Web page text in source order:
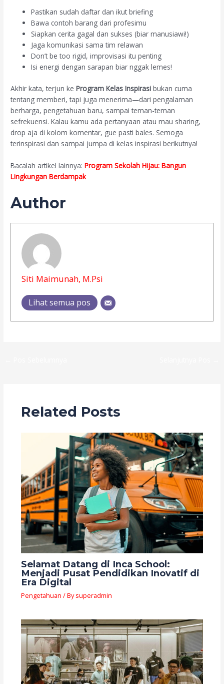
Pastikan sudah daftar dan ikut briefing
Bawa contoh barang dari profesimu
Siapkan cerita gagal dan sukses (biar manusiawi!)
Jaga komunikasi sama tim relawan
Don’t be too rigid, improvisasi itu penting
Isi energi dengan sarapan biar nggak lemes!
Akhir kata, terjun keProgram Kelas Inspirasi bukan cuma
tentang memberi, tapi juga menerima—dari pengalaman
berharga, pengetahuan baru, sampai teman-teman
sefrekuensi. Kalau kamu ada pertanyaan atau mau sharing,
drop aja di kolom komentar, gue pasti bales. Semoga
terinspirasi dan sampai jumpa di kelas inspirasi berikutnya!
Bacalah artikel lainnya:Program Sekolah Hijau: Bangun
Lingkungan Berdampak
Author
Siti Maimunah, M.Psi
Lihat semua pos
Related Posts
Selamat Datang di Inca School:
Menjadi Pusat Pendidikan Inovatif di
Era Digital
Pengetahuan / Bysuperadmin